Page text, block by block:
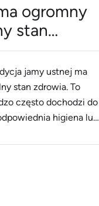
ogromny
stan
jamy ustnej ma
stan zdrowia. To
często dochodzi do
higiena lub
Dlatego też warto